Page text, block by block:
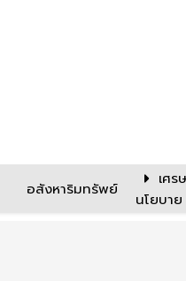
อสังหาริมทรัพย์
เศร
นโยบาย